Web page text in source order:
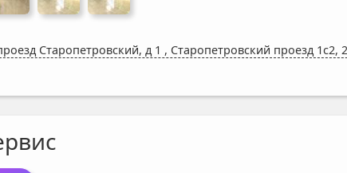
Старопетровский, д 1 , Старопетровский проезд